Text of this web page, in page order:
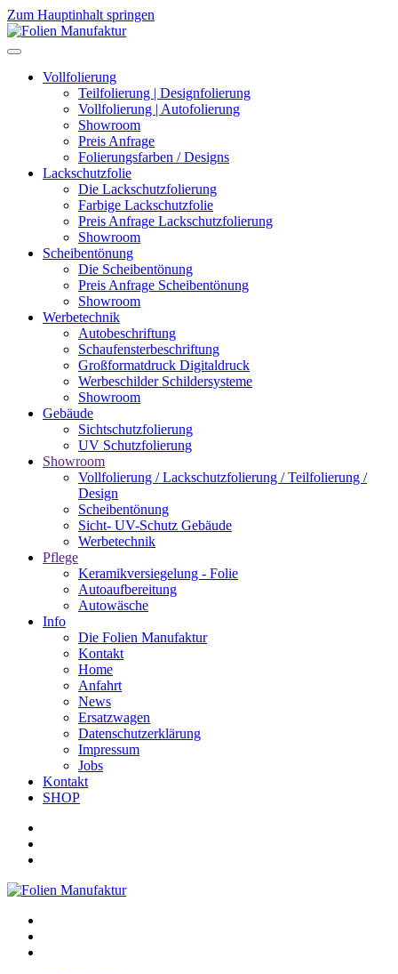
Zum Hauptinhalt springen
Vollfolierung
Teilfolierung | Designfolierung
Vollfolierung | Autofolierung
Showroom
Preis Anfrage
Folierungsfarben / Designs
Lackschutzfolie
Die Lackschutzfolierung
Farbige Lackschutzfolie
Preis Anfrage Lackschutzfolierung
Showroom
Scheibentönung
Die Scheibentönung
Preis Anfrage Scheibentönung
Showroom
Werbetechnik
Autobeschriftung
Schaufensterbeschriftung
Großformatdruck Digitaldruck
Werbeschilder Schildersysteme
Showroom
Gebäude
Sichtschutzfolierung
UV Schutzfolierung
Showroom
Vollfolierung / Lackschutzfolierung / Teilfolierung /
Design
Scheibentönung
Sicht- UV-Schutz Gebäude
Werbetechnik
Pflege
Keramikversiegelung - Folie
Autoaufbereitung
Autowäsche
Info
Die Folien Manufaktur
Kontakt
Home
Anfahrt
News
Ersatzwagen
Datenschutzerklärung
Impressum
Jobs
Kontakt
SHOP